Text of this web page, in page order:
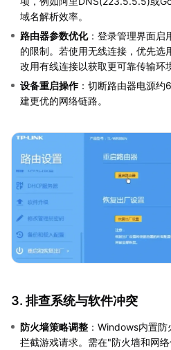
域名解析效率。
路由器参数优化：登录管理界面启
的限制。若使用无线连接，优先
改用有线连接以获取更可靠传输环
设备重启操作：切断路由器电源约
建更优的网络链路。
3. 排查系统与软件冲突
防火墙策略调整 ：Windows内置
拦截游戏请求。需在"防火墙和网